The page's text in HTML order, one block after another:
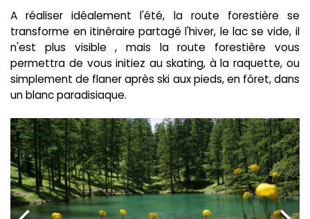
A réaliser idéalement l'été, la route forestière se
transforme en itinéraire partagé l'hiver, le lac se vide, il
n'est plus visible , mais la route forestière vous
permettra de vous initiez au skating, à la raquette, ou
simplement de flaner après ski aux pieds, en fôret, dans
un blanc paradisiaque.